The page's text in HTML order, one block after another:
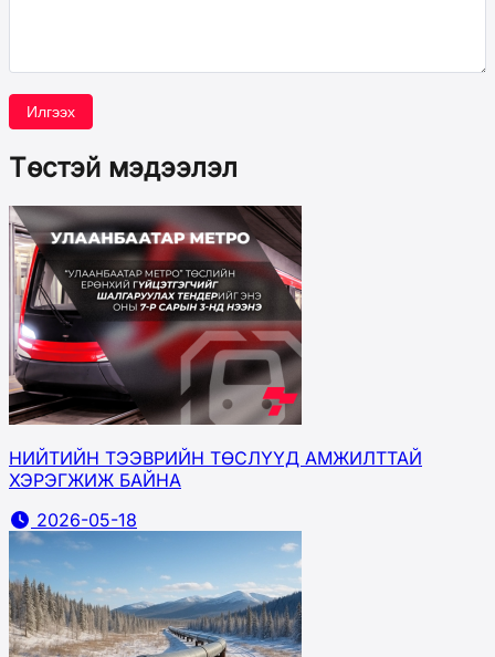
Илгээх
Төстэй мэдээлэл
НИЙТИЙН ТЭЭВРИЙН ТӨСЛҮҮД АМЖИЛТТАЙ
ХЭРЭГЖИЖ БАЙНА
2026-05-18